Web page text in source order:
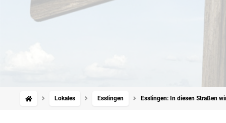
Lokales Esslingen Esslingen: In diesen Straßen